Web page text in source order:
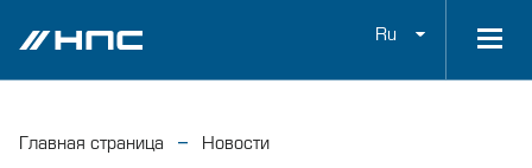
Ru
Главная страница
Новости